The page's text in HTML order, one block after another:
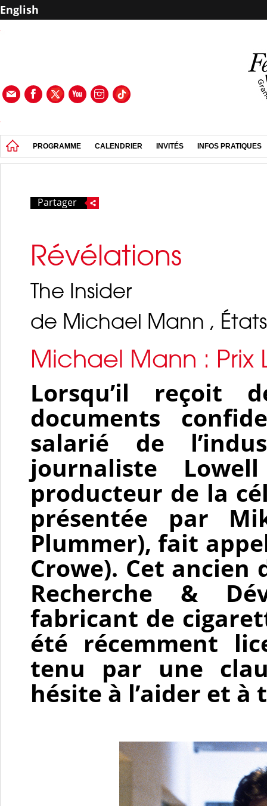
English
PROGRAMME CALENDRIER INVITÉS INFOS PRATIQUES
Partager
Révélations
The Insider
de Michael Mann ,
Michael Mann : Prix
Lorsqu’il reçoit
documents
salarié de
journaliste
producteur de la
présentée par
Plummer), fait
Crowe). Cet ancien
Recherche &
fabricant de
été récemment
tenu par une
hésite à l’aider et à